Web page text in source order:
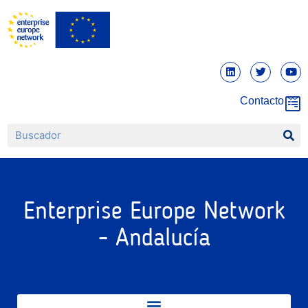
Contacto
Enterprise Europe Network
- Andalucía